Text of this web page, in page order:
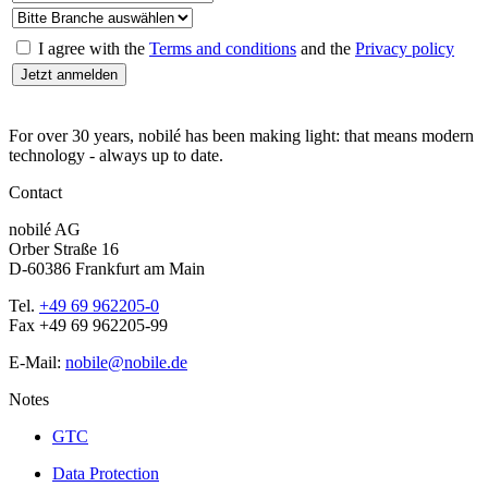
I agree with the Terms and conditions and the Privacy policy
For over 30 years, nobilé has been making light: that means modern
technology - always up to date.
Contact
nobilé AG
Orber Straße 16
D-60386 Frankfurt am Main
Tel. +49 69 962205-0
Fax +49 69 962205-99
E-Mail: nobile@nobile.de
Notes
GTC
Data Protection